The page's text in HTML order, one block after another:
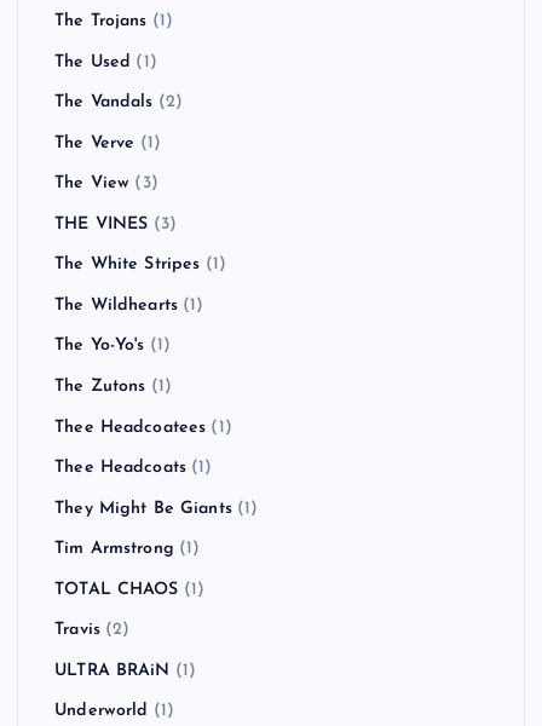
The Trojans (1)
The Used (1)
The Vandals (2)
The Verve (1)
The View (3)
THE VINES (3)
The White Stripes (1)
The Wildhearts (1)
The Yo-Yo's (1)
The Zutons (1)
Thee Headcoatees (1)
Thee Headcoats (1)
They Might Be Giants(1)
Tim Armstrong (1)
TOTAL CHAOS (1)
Travis(2)
ULTRA BRAiN (1)
Underworld (1)